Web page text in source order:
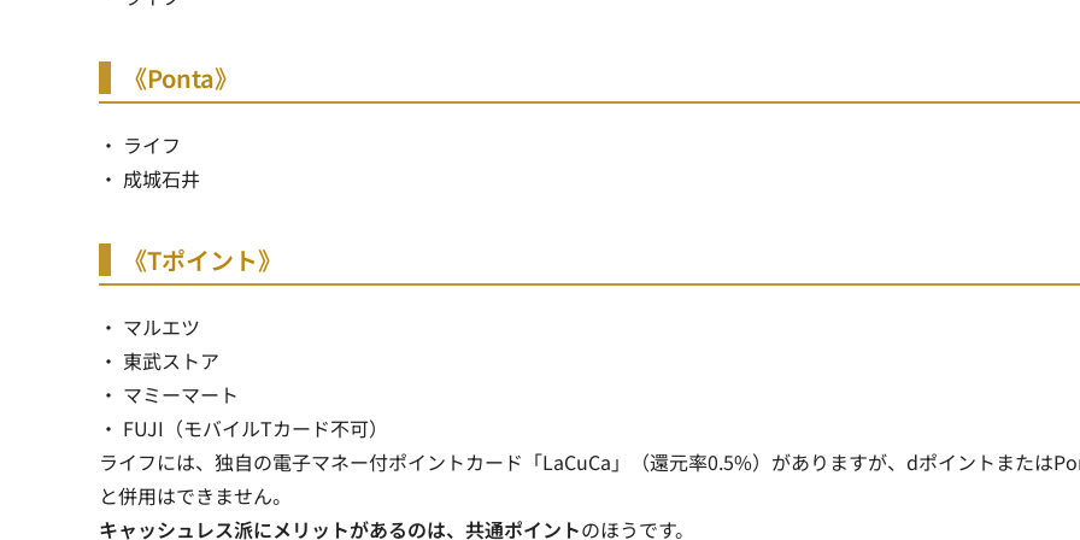
《Ponta》
・ ライフ
・ 成城石井
《Tポイント》
・ マルエツ
・ 東武ストア
・ マミーマート
・ FUJI（モバイルTカード不可）
ライフには、独自の電子マネー付ポイントカード「LaCuCa」（還元率0.5%）がありますが、dポイントまたは
と併用はできません。
キャッシュレス派にメリットがあるのは、共通ポイントのほうです。